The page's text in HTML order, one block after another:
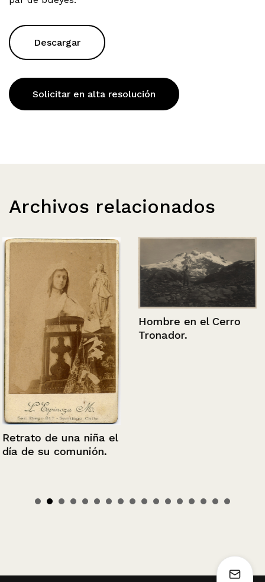
Descargar
Solicitar en alta resolución
Archivos relacionados
Retrato de una niña el
día de su comunión.
Hombre en el Cerro
Tronador.